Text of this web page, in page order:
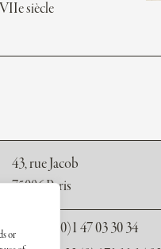
or
siècle
43, rue Jacob
75006 Paris
: +33 (0)1 47 03 30 34